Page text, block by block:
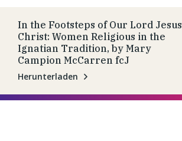
In the Footsteps of Our Lord Jesus
Christ: Women Religious in the
Ignatian Tradition, by Mary
Campion McCarren fcJ
Herunterladen